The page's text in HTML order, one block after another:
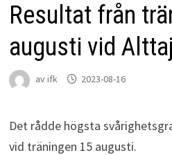
Resultat från
augusti vid
avifk 2023-08-16
Det rådde högsta
vid träningen 15 augusti.